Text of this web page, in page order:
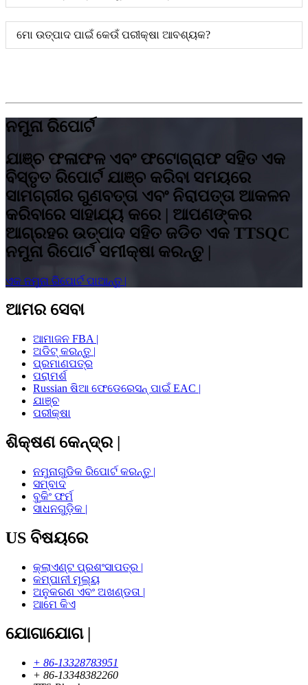
ମୋ ଉତ୍ପାଦ ପାଇଁ କେଉଁ ପରୀକ୍ଷା ଆବଶ୍ୟକ?
ନମୁନା ରିପୋର୍ଟ
ଯାଞ୍ଚ ଫଳାଫଳ ଏବଂ ଫଟୋଗ୍ରାଫ ସହିତ ଏକ
ବିସ୍ତୃତ ରିପୋର୍ଟ ଯାଞ୍ଚ କରିବା ସମୟରେ
ସାମଗ୍ରୀର ଗୁଣବତ୍ତା ଏବଂ ନିରାପତ୍ତା ଆକଳନ
କରିବାରେ ସାହାଯ୍ୟ କରେ | ଆପଣଙ୍କର
ଆଗ୍ରହର ଉତ୍ପାଦ ସହିତ ଜଡିତ ଏକ TTSQC
ନମୁନା ରିପୋର୍ଟ ସମୀକ୍ଷା କରନ୍ତୁ |
ଏକ ନମୁନା ରିପୋର୍ଟ ପାଆନ୍ତୁ |
ଆମର ସେବା
ଆମାଜନ FBA |
ଅଡିଟ୍ କରନ୍ତୁ |
ପ୍ରମାଣପତ୍ର
ପରାମର୍ଶ
Russian ଷିଆ ଫେଡେରେସନ୍ ପାଇଁ EAC |
ଯାଞ୍ଚ
ପରୀକ୍ଷା
ଶିକ୍ଷଣ କେନ୍ଦ୍ର |
ନମୁନାଗୁଡିକ ରିପୋର୍ଟ କରନ୍ତୁ |
ସମ୍ବାଦ
ବୁକିଂ ଫର୍ମ
ସାଧନଗୁଡ଼ିକ |
US ବିଷୟରେ
କ୍ଲାଏଣ୍ଟ ପ୍ରଶଂସାପତ୍ର |
କମ୍ପାନୀ ମୂଲ୍ୟ
ଅନୁକରଣ ଏବଂ ଅଖଣ୍ଡତା |
ଆମେ କିଏ
ଯୋଗାଯୋଗ |
+ 86-13328783951
+ 86-13348382260